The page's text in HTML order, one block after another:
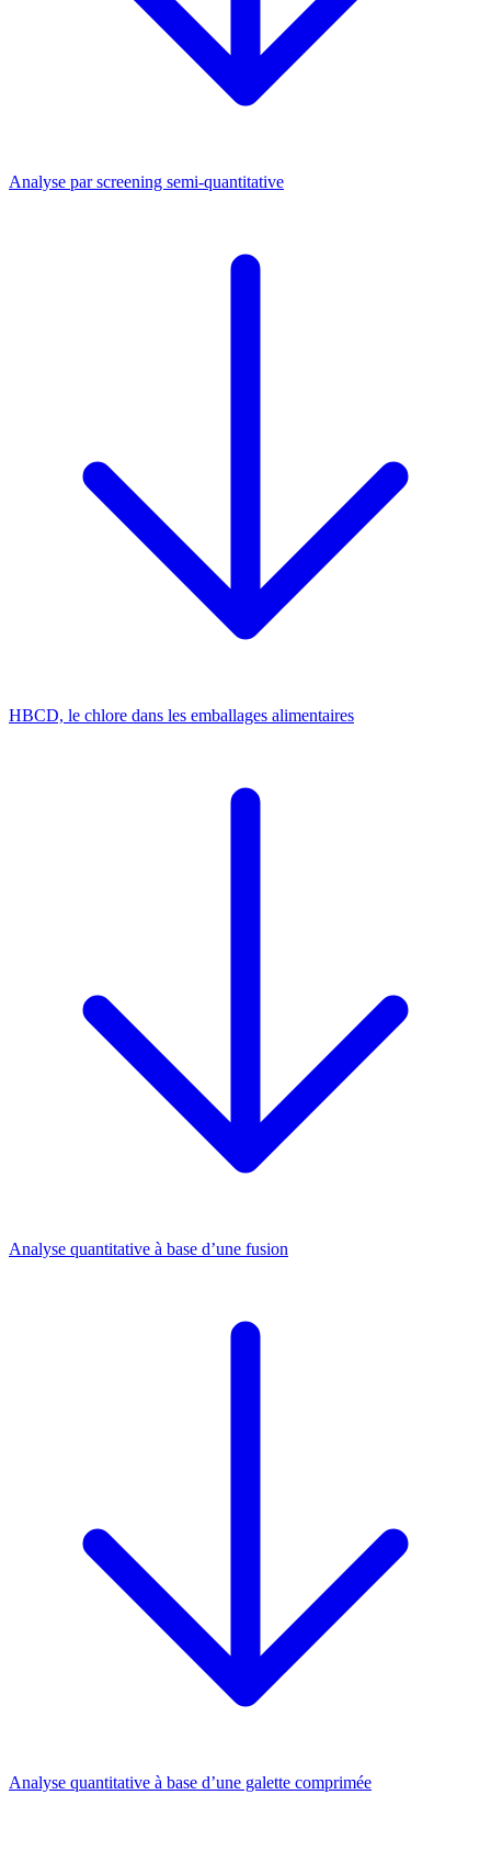
Analyse par screening semi-quantitative
HBCD, le chlore dans les emballages alimentaires
Analyse quantitative à base d’une fusion
Analyse quantitative à base d’une galette comprimée